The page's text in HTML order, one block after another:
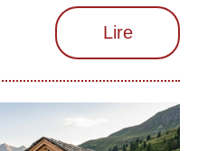
Lire